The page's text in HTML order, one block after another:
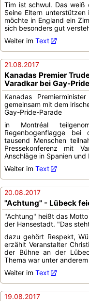
Tim ist schwul. Das weiß
Seine Eltern
möchte in England ein
sich besonders gut
Weiter im Text
21.08.2017
Kanadas Premier
Varadkar bei Gay-
Kanadas
gemeinsam mit dem
Gay-Pride-Parade
in Montréal
Regenbogenflagge
tausend Menschen
Pressekonferenz mit
Anschläge in Spanien und
Weiter im Text
20.08.2017
"Achtung" - Lübeck
"Achtung" heißt das
der Hansestadt. "Das
dazu gehört Respekt,
erzählt Veranstalter
der Bühne an der
Thema war unter
Weiter im Text
19.08.2017